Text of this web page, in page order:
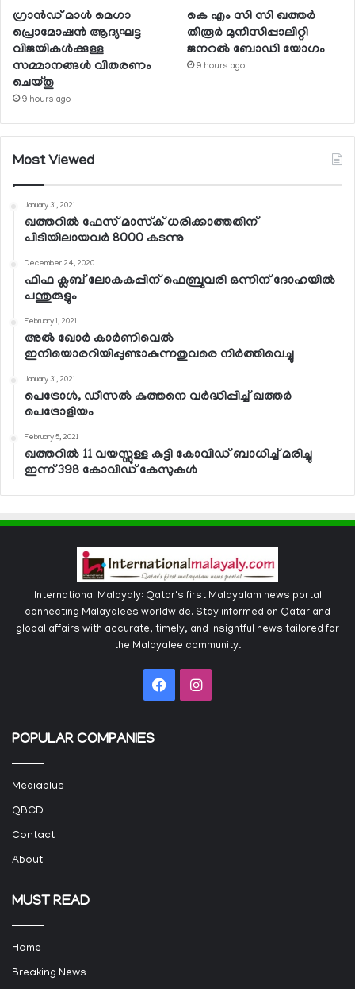
ഗ്രാന്‍ഡ് മാള്‍ മെഗാ
പ്രൊമോഷന്‍ ആദ്യഘട്ട
വിജയികള്‍ക്കുള്ള
സമ്മാനങ്ങള്‍ വിതരണം
ചെയ്തു
9 hours ago
കെ എം സി സി ഖത്തര്‍
തിരൂര്‍ മുനിസിപ്പാലിറ്റി
ജനറല്‍ ബോഡി യോഗം
9 hours ago
Most Viewed
January 31, 2021
ഖത്തറില്‍ ഫേസ് മാസ്‌ക് ധരിക്കാത്തതിന്
പിടിയിലായവര്‍ 8000 കടന്നു
December 24, 2020
ഫിഫ ക്ലബ് ലോകകപ്പിന് ഫെബ്രുവരി ഒന്നിന് ദോഹയില്‍
പന്തുരുളും
February 1, 2021
അല്‍ ഖോര്‍ കാര്‍ണിവെല്‍
ഇനിയൊരറിയിപ്പുണ്ടാകുന്നതുവരെ നിര്‍ത്തിവെച്ചു
January 31, 2021
പെട്രോള്‍, ഡീസല്‍ കുത്തനെ വര്‍ദ്ധിപ്പിച്ച് ഖത്തര്‍
പെട്രോളിയം
February 5, 2021
ഖത്തറില്‍ 11 വയസ്സുള്ള കുട്ടി കോവിഡ് ബാധിച്ച് മരിച്ചു
ഇന്ന് 398 കോവിഡ് കേസുകള്‍
International Malayaly: Qatar's first Malayalam news portal
connecting Malayalees worldwide. Stay informed on Qatar and
global affairs with accurate, timely, and insightful news tailored for
the Malayalee community.
FacebookInstagram
POPULAR COMPANIES
Mediaplus
QBCD
Contact
About
MUST READ
Home
Breaking News